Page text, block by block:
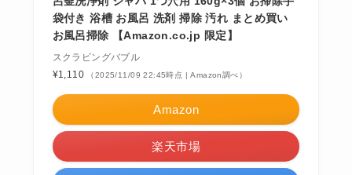
袋付き 浴槽 お風呂 洗剤 掃除 汚れ まとめ買い
お風呂掃除 【Amazon.co.jp 限定】
スクラビングバブル
¥1,110
（2025/11/09 22:45時点 | Amazon調べ）
Amazon
楽天市場